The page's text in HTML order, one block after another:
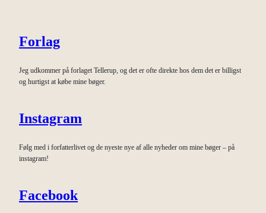
Forlag
Jeg udkommer på forlaget Tellerup, og det er ofte direkte hos dem det er billigst
og hurtigst at købe mine bøger.
Instagram
Følg med i forfatterlivet og de nyeste nye af alle nyheder om mine bøger – på
instagram!
Facebook